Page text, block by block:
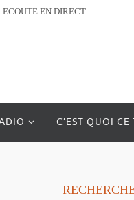
ECOUTE EN DIRECT
C’EST QUOI CE